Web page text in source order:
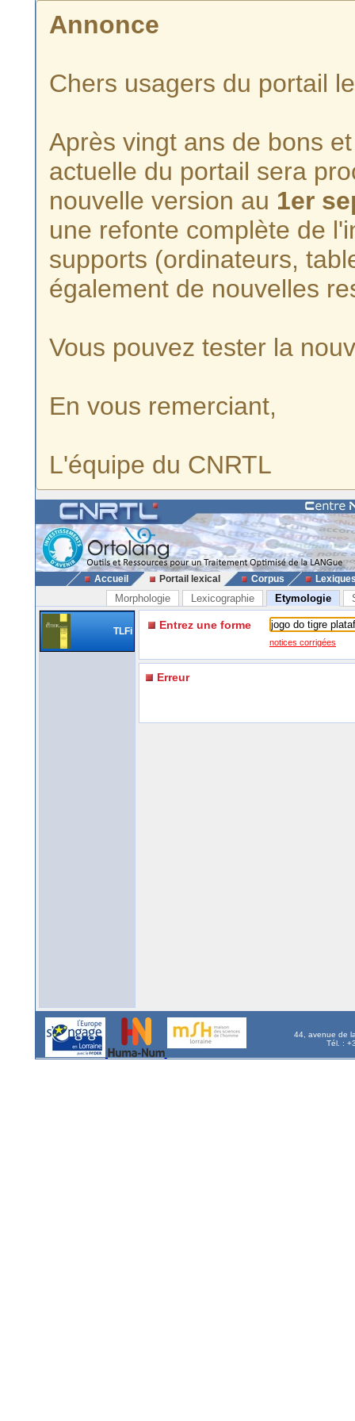
Annonce
Chers usagers du portail
Après vingt ans de bons
actuelle du portail sera
nouvelle version au 1er
une refonte complète de
supports (ordinateurs,
également de nouvelles
Vous pouvez tester la
En vous remerciant,
L'équipe du CNRTL
Accueil Portail lexical Corpus
Morphologie Lexicographie Etymologie
TLFi Entrez une forme
notices corrigées
Erreur
44, avenue de
Tél. :